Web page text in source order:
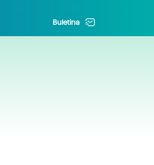
Buletina